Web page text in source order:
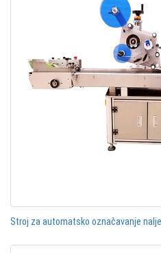
Stroj za automatsko označavanje